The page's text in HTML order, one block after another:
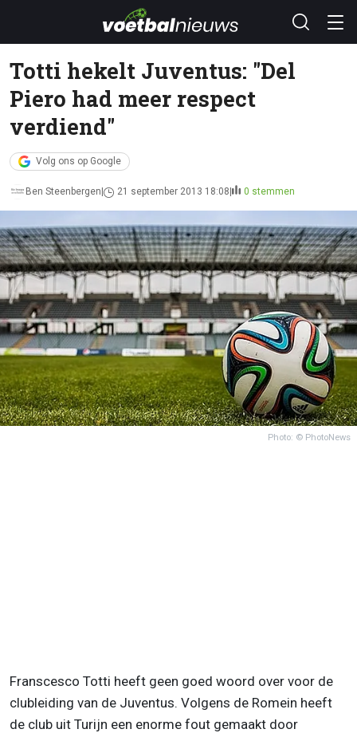
Totti hekelt Juventus: "Del
Piero had meer respect
verdiend"
Volg ons op Google
Ben Steenbergen 21 september 2013 18:08 0 stemmen
Photo: © PhotoNews
Franscesco Totti heeft geen goed woord over voor de
clubleiding van de Juventus. Volgens de Romein heeft
de club uit Turijn een enorme fout gemaakt door